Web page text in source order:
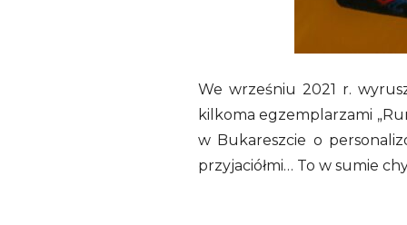
We wrześniu 2021 r.
kilkoma egzemplarzami
w Bukareszcie o
przyjaciółmi… To w sumie